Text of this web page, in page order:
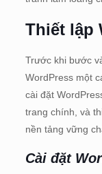
Thiết lập
Trước khi bước
WordPress một
cài đặt
trang chính, và
nền tảng vững
Cài đặt